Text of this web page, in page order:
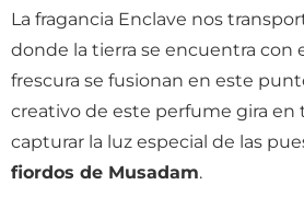
La fragancia Enclave nos
donde la tierra se encuentra con
frescura se fusionan en este
creativo de este perfume gira en
capturar la luz especial de las
fiordos de Musadam.